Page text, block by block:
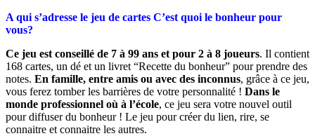
A qui s’adresse le jeu de cartes C’est quoi le bonheur pour
vous?
Ce jeu est conseillé de 7 à 99 ans et pour 2 à 8 joueurs. Il contient
168 cartes, un dé et un livret “Recette du bonheur” pour prendre des
notes. En famille, entre amis ou avec des inconnus, grâce à ce jeu,
vous ferez tomber les barrières de votre personnalité ! Dans le
monde professionnel où à l’école, ce jeu sera votre nouvel outil
pour diffuser du bonheur ! Le jeu pour créer du lien, rire, se
connaitre et connaitre les autres.